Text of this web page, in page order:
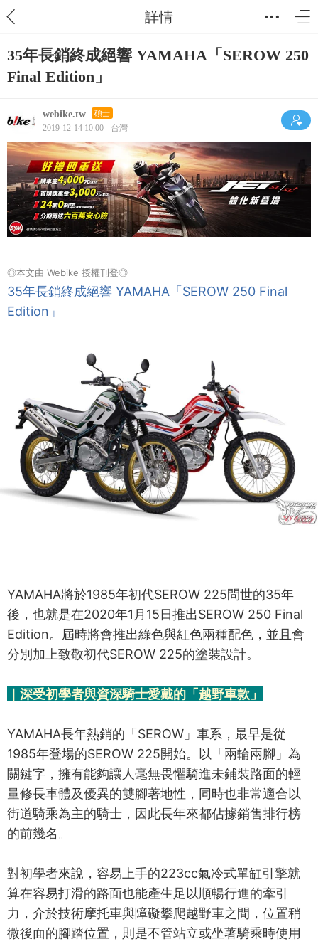
詳情
35年長銷終成絕響 YAMAHA「SEROW 250
Final Edition」
webike.tw 碩士
2019-12-14 10:00 - 台灣
◎本文由 Webike 授權刊登◎
35年長銷終成絕響 YAMAHA「SEROW 250 Final
Edition」
YAMAHA將於1985年初代SEROW 225問世的35年
後，也就是在2020年1月15日推出SEROW 250 Final
Edition。屆時將會推出綠色與紅色兩種配色，並且會
分別加上致敬初代SEROW 225的塗裝設計。
｜深受初學者與資深騎士愛戴的「越野車款」
YAMAHA長年熱銷的「SEROW」車系，最早是從
1985年登場的SEROW 225開始。以「兩輪兩腳」為
關鍵字，擁有能夠讓人毫無畏懼騎進未鋪裝路面的輕
量修長車體及優異的雙腳著地性，同時也非常適合以
街道騎乘為主的騎士，因此長年來都佔據銷售排行榜
的前幾名。
對初學者來說，容易上手的223cc氣冷式單缸引擎就
算在容易打滑的路面也能產生足以順暢行進的牽引
力，介於技術摩托車與障礙攀爬越野車之間，位置稍
微後面的腳踏位置，則是不管站立或坐著騎乘時使用